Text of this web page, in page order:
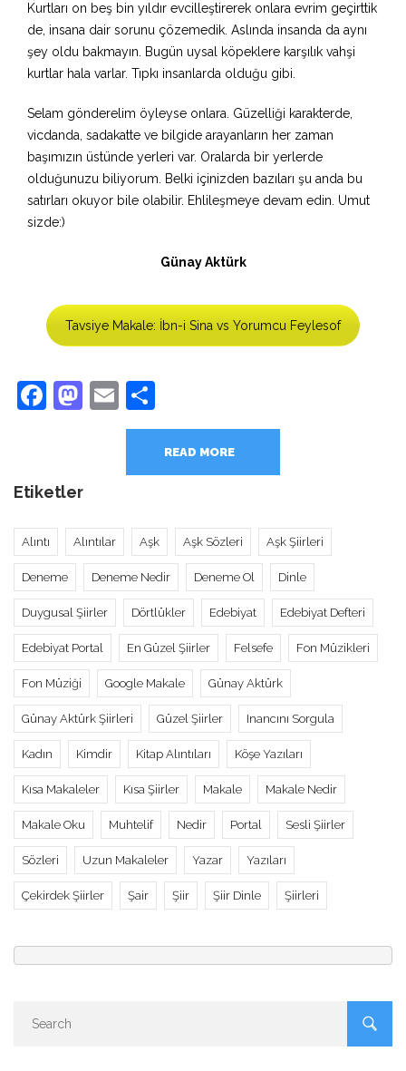
Kurtları on beş bin yıldır evcilleştirerek onlara evrim geçirttik
de, insana dair sorunu çözemedik. Aslında insanda da aynı
şey oldu bakmayın. Bugün uysal köpeklere karşılık vahşi
kurtlar hala varlar. Tıpkı insanlarda olduğu gibi.
Selam gönderelim öyleyse onlara. Güzelliği karakterde,
vicdanda, sadakatte ve bilgide arayanların her zaman
başımızın üstünde yerleri var. Oralarda bir yerlerde
olduğunuzu biliyorum. Belki içinizden bazıları şu anda bu
satırları okuyor bile olabilir. Ehlileşmeye devam edin. Umut
sizde:)
Günay Aktürk
Tavsiye Makale: İbn-i Sina vs Yorumcu Feylesof
Facebook
Mastodon
Email
READ MORE
Etiketler
Alıntı Alıntılar Aşk Aşk Sözleri Aşk Şiirleri
Deneme Deneme Nedir Deneme Ol Dinle
Duygusal Şiirler Dörtlükler Edebiyat Edebiyat Defteri
Edebiyat Portal En Güzel Şiirler Felsefe Fon Müzikleri
Fon Müziği Google Makale Günay Aktürk
Günay Aktürk Şiirleri Güzel Şiirler Inancını Sorgula
Kadın Kimdir Kitap Alıntıları Köşe Yazıları
Kısa Makaleler Kısa Şiirler Makale Makale Nedir
Makale Oku Muhtelif Nedir Portal Sesli Şiirler
Sözleri Uzun Makaleler Yazar Yazıları
Çekirdek Şiirler Şair Şiir Şiir Dinle Şiirleri